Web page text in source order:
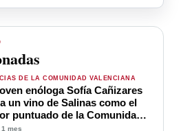
DE LA COMUNIDAD VALENCIANA
enóloga Sofía Cañizares
un vino de Salinas como el
puntuado de la Comunidad
en Decanter 2026
1 mes